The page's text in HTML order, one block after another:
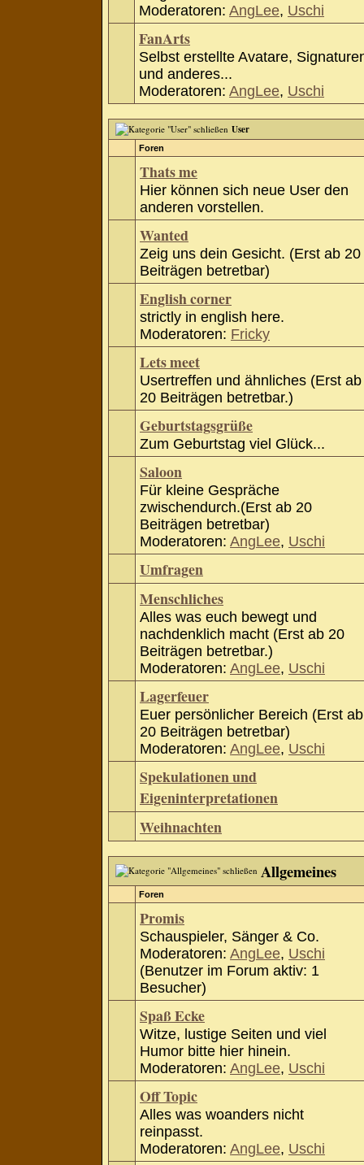
Moderatoren: AngLee, Uschi
FanArts
Selbst erstellte Avatare,
und anderes...
Moderatoren: AngLee, Uschi
User
Foren
Thats me
Hier können sich neue User den
anderen vorstellen.
Wanted
Zeig uns dein Gesicht. (Erst ab 20
Beiträgen betretbar)
English corner
strictly in english here.
Moderatoren: Fricky
Lets meet
Usertreffen und ähnliches (Erst ab
20 Beiträgen betretbar.)
Geburtstagsgrüße
Zum Geburtstag viel Glück...
Saloon
Für kleine Gespräche
zwischendurch.(Erst ab 20
Beiträgen betretbar)
Moderatoren: AngLee, Uschi
Umfragen
Menschliches
Alles was euch bewegt und
nachdenklich macht (Erst ab 20
Beiträgen betretbar.)
Moderatoren: AngLee, Uschi
Lagerfeuer
Euer persönlicher Bereich (Erst ab
20 Beiträgen betretbar)
Moderatoren: AngLee, Uschi
Spekulationen und
Eigeninterpretationen
Weihnachten
Allgemeines
Foren
Promis
Schauspieler, Sänger & Co.
Moderatoren: AngLee, Uschi
(Benutzer im Forum aktiv: 1
Besucher)
Spaß Ecke
Witze, lustige Seiten und viel
Humor bitte hier hinein.
Moderatoren: AngLee, Uschi
Off Topic
Alles was woanders nicht
reinpasst.
Moderatoren: AngLee, Uschi